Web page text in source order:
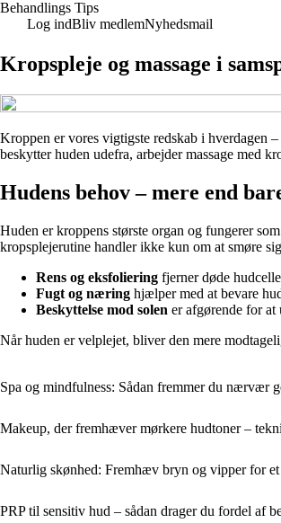
Behandlings Tips
Log indBliv medlemNyhedsmail
Kropspleje og massage i
Kroppen er vores vigtigste redskab i hverdagen
beskytter huden udefra, arbejder massage med
Hudens behov – mere end
Huden er kroppens største organ og fungerer
kropsplejerutine handler ikke kun om at smøre
Rens og eksfoliering fjerner døde
Fugt og næring hjælper med at bevare
Beskyttelse mod solen er afgørende for
Når huden er velplejet, bliver den mere
Spa og mindfulness: Sådan fremmer du nærvær
Makeup, der fremhæver mørkere hudtoner –
Naturlig skønhed: Fremhæv bryn og vipper for
PRP til sensitiv hud – sådan drager du fordel af